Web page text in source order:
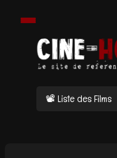
📽 Liste des Films